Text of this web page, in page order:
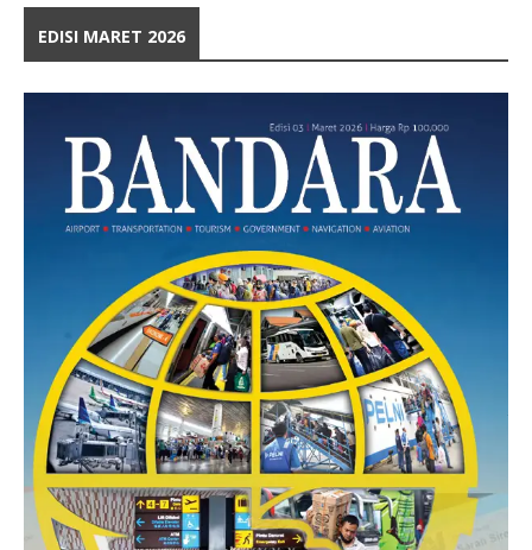
EDISI MARET 2026